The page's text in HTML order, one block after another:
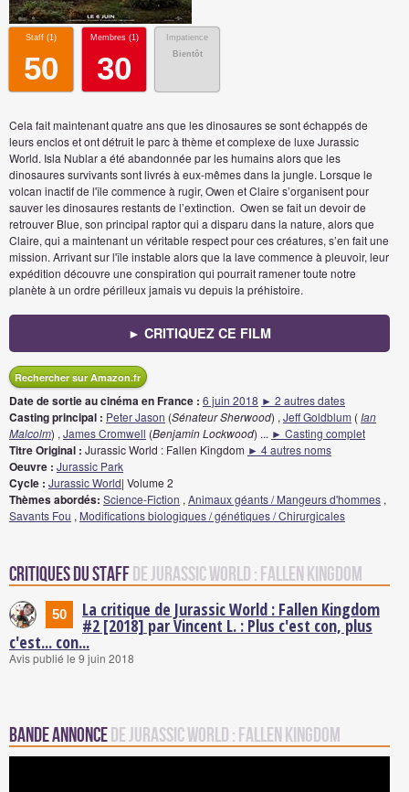
Staff (1)
50
Membres (1)
30
Impatience
Bientôt
Cela fait maintenant quatre ans que les dinosaures se sont échappés de
leurs enclos et ont détruit le parc à thème et complexe de luxe Jurassic
World. Isla Nublar a été abandonnée par les humains alors que les
dinosaures survivants sont livrés à eux-mêmes dans la jungle. Lorsque le
volcan inactif de l'île commence à rugir, Owen et Claire s’organisent pour
sauver les dinosaures restants de l’extinction. Owen se fait un devoir de
retrouver Blue, son principal raptor qui a disparu dans la nature, alors que
Claire, qui a maintenant un véritable respect pour ces créatures, s’en fait une
mission. Arrivant sur l'île instable alors que la lave commence à pleuvoir, leur
expédition découvre une conspiration qui pourrait ramener toute notre
planète à un ordre périlleux jamais vu depuis la préhistoire.
► CRITIQUEZ CE FILM
Rechercher sur Amazon.fr
Date de sortie au cinéma en France : 6 juin 2018 ► 2 autres dates
Casting principal : Peter Jason (Sénateur Sherwood) , Jeff Goldblum ( Ian
Malcolm) , James Cromwell (Benjamin Lockwood) ... ► Casting complet
Titre Original : Jurassic World : Fallen Kingdom ► 4 autres noms
Oeuvre : Jurassic Park
Cycle : Jurassic World| Volume 2
Thèmes abordés: Science-Fiction , Animaux géants / Mangeurs d'hommes ,
Savants Fou , Modifications biologiques / génétiques / Chirurgicales
Critiques du staffde Jurassic World : Fallen Kingdom
50 La critique de Jurassic World : Fallen Kingdom
#2 [2018] par Vincent L. : Plus c'est con, plus
c'est... con...
Avis publié le 9 juin 2018
Bande annoncede Jurassic World : Fallen Kingdom